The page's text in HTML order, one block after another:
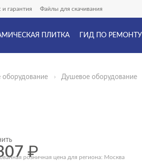
и гарантия Файлы для скачивания
ПЛИТКА ГИД ПО РЕМОНТУ
Душевое оборудование
₽
розничная цена для региона: Москва